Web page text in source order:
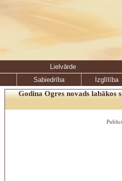
Lielvārde
Sabiedrība
Izglītība
Godina Ogres novads labākos